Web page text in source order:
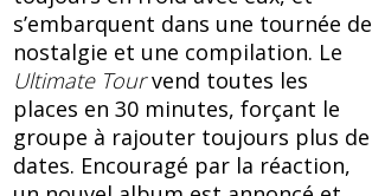
s’embarquent dans une tournée de
nostalgie et une compilation. Le
Ultimate Tourvend toutes les
places en 30 minutes, forçant le
groupe à rajouter toujours plus de
dates. Encouragé par la réaction,